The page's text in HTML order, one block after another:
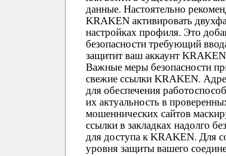
данные. Настоятельно
KRAKEN активировать
настройках профиля. Это
безопасности требующий
защитит ваш аккаунт
Важные меры безопасности
свежие ссылки KRAKEN.
для обеспечения
их актуальность в
мошеннических сайтов
ссылки в закладках надолго
для доступа к KRAKEN. Для
уровня защиты вашего